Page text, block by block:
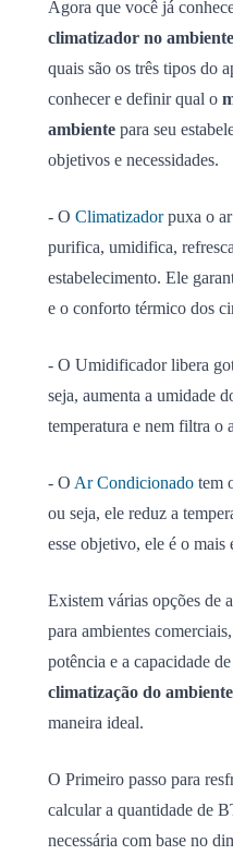
Agora que você já
climatizador no
quais são os três tipos do
conhecer e definir qual o
ambiente para seu
objetivos e necessidades.
- O Climatizadorpuxa o ar
purifica, umidifica,
estabelecimento. Ele
e o conforto térmico dos
- O Umidificador libera
seja, aumenta a umidade
temperatura e nem filtra o
- O Ar Condicionado tem
ou seja, ele reduz a
esse objetivo, ele é o mais
Existem várias opções de
para ambientes
potência e a capacidade
climatização do
maneira ideal.
O Primeiro passo para
calcular a quantidade de
necessária com base no